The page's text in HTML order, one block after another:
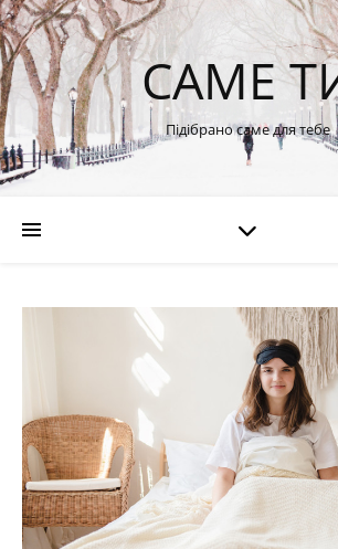
САМЕ
Підібрано саме для тебе